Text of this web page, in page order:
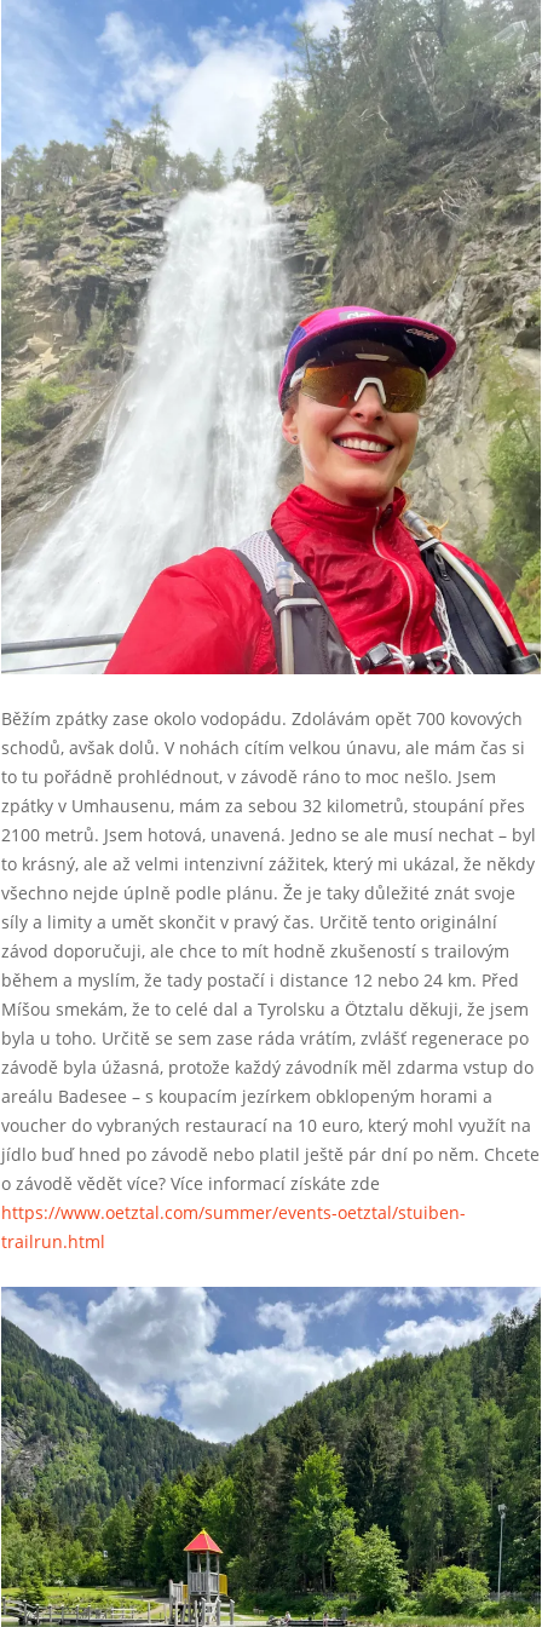
Běžím zpátky zase okolo vodopádu. Zdolávám opět 700 kovových
schodů, avšak dolů. V nohách cítím velkou únavu, ale mám čas si
to tu pořádně prohlédnout, v závodě ráno to moc nešlo. Jsem
zpátky v Umhausenu, mám za sebou 32 kilometrů, stoupání přes
2100 metrů. Jsem hotová, unavená. Jedno se ale musí nechat – byl
to krásný, ale až velmi intenzivní zážitek, který mi ukázal, že někdy
všechno nejde úplně podle plánu. Že je taky důležité znát svoje
síly a limity a umět skončit v pravý čas. Určitě tento originální
závod doporučuji, ale chce to mít hodně zkušeností s trailovým
během a myslím, že tady postačí i distance 12 nebo 24 km. Před
Míšou smekám, že to celé dal a Tyrolsku a Ötztalu děkuji, že jsem
byla u toho. Určitě se sem zase ráda vrátím, zvlášť regenerace po
závodě byla úžasná, protože každý závodník měl zdarma vstup do
areálu Badesee – s koupacím jezírkem obklopeným horami a
voucher do vybraných restaurací na 10 euro, který mohl využít na
jídlo buď hned po závodě nebo platil ještě pár dní po něm. Chcete
o závodě vědět více? Více informací získáte zde
https://www.oetztal.com/summer/events-oetztal/stuiben-
trailrun.html